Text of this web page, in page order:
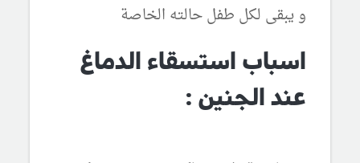
و يبقى لكل طفل حالته الخاصة
اسباب استسقاء الدماغ
عند الجنين :